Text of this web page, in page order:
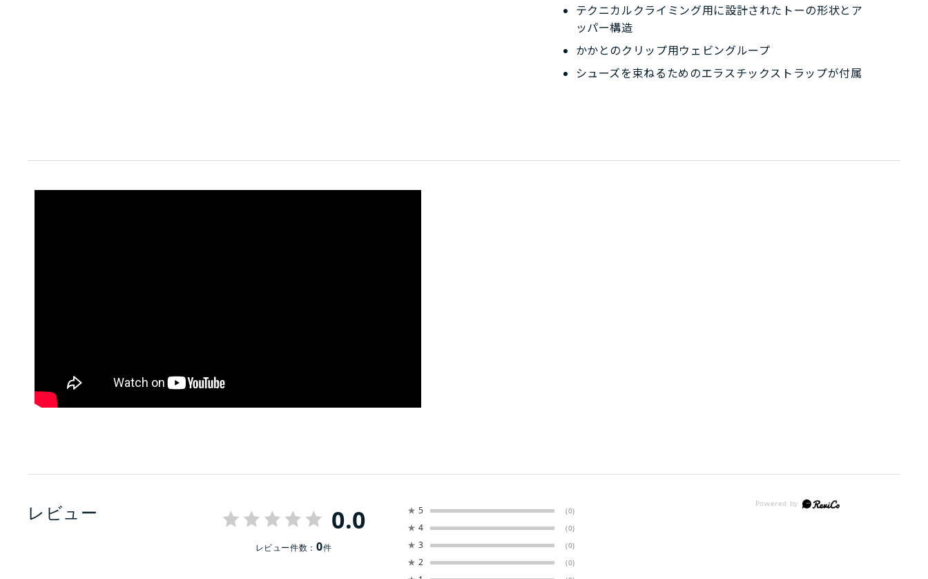
テクニカルクライミング用に設計されたトーの形状とア
ッパー構造
かかとのクリップ用ウェビングループ
シューズを束ねるためのエラスチックストラップが付属
レビュー 0.0
レビュー件数：0件
★ 5 (0)
★ 4 (0)
★ 3 (0)
★ 2 (0)